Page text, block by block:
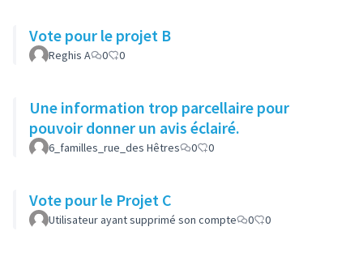
Vote pour le projet B
Reghis A 0 0
Une information trop parcellaire pour
pouvoir donner un avis éclairé.
6_familles_rue_des Hêtres 0 0
Vote pour le Projet C
Utilisateur ayant supprimé son compte 0 0